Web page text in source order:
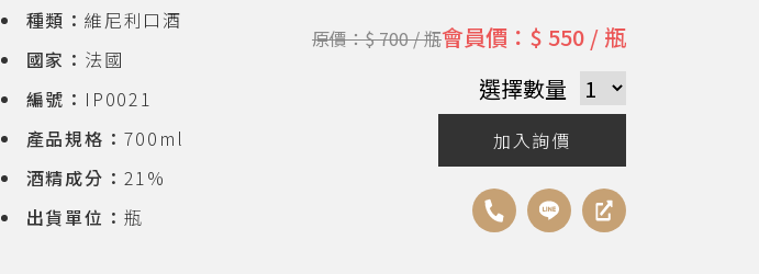
種類： 維尼利口酒
國家： 法國
編號： IP0021
產品規格： 700ml
酒精成分： 21%
出貨單位： 瓶
原價：$ 700 / 瓶會員價：$ 550 / 瓶
選擇數量
加入詢價